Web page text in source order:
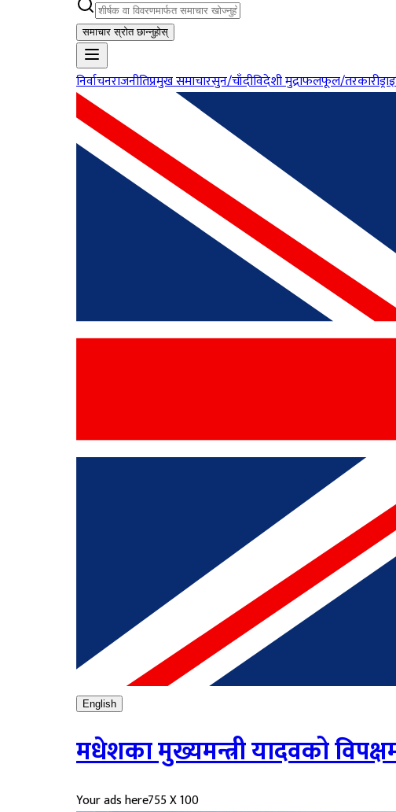
समाचार स्रोत छान्नुहोस्
निर्वाचनराजनीतिप्रमुख समाचारसुन/चाँदीविदेशी मुद्राफलफूल/तरकारी
English
मधेशका मुख्यमन्त्री यादवको
Your ads here755 X 100